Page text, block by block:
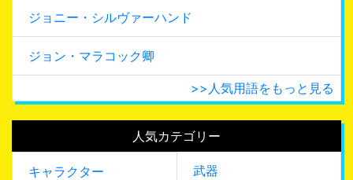
ジョニー・シルヴァーハンド
ジョン・マラコック卿
>>人気用語をもっと見る
人気カテゴリー
キャラクター 武器